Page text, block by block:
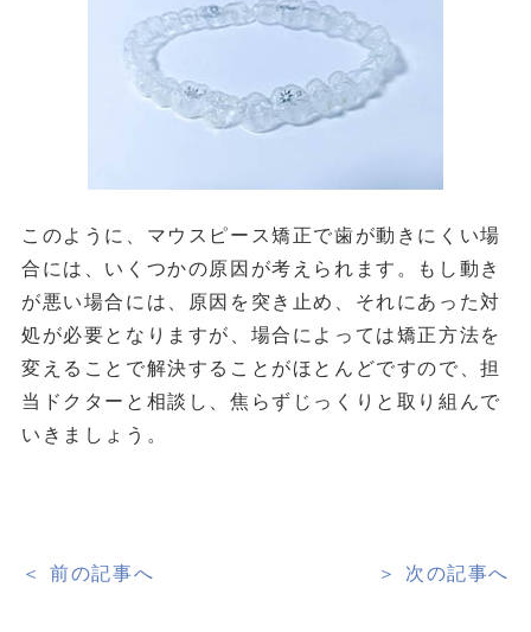
このように、マウスピース矯正で歯が動きにくい場
合には、いくつかの原因が考えられます。もし動き
が悪い場合には、原因を突き止め、それにあった対
処が必要となりますが、場合によっては矯正方法を
変えることで解決することがほとんどですので、担
当ドクターと相談し、焦らずじっくりと取り組んで
いきましょう。
＜ 前の記事へ ＞ 次の記事へ